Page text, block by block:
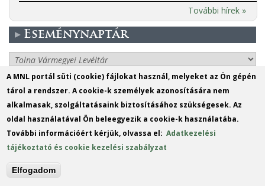
További hírek »
Eseménynaptár
More events
MO
DI MI DO FR SA
1
2
3
4 5 6 7 8
17
18
A MNL portál süti (cookie) fájlokat használ, melyeket az Ön gépén
tárol a rendszer. A cookie-k személyek azonosítására nem
alkalmasak, szolgáltatásaink biztosításához szükségesek. Az
oldal használatával Ön beleegyezik a cookie-k használatába.
További információért kérjük, olvassa el:Adatkezelési
tájékoztató és cookie kezelési szabályzat
Elfogadom